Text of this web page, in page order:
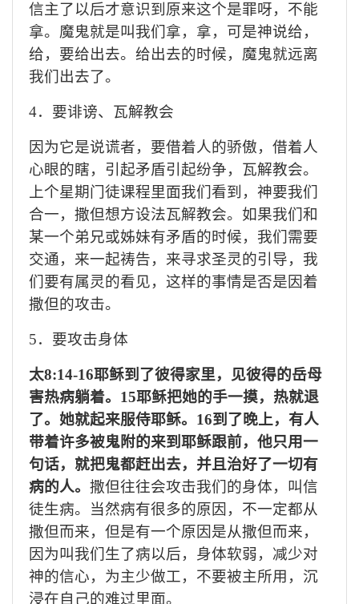
信主了以后才意识到原来这个是罪呀，不能
拿。魔鬼就是叫我们拿，拿，可是神说给，
给，要给出去。给出去的时候，魔鬼就远离
我们出去了。
4．要诽谤、瓦解教会
因为它是说谎者，要借着人的骄傲，借着人
心眼的瞎，引起矛盾引起纷争，瓦解教会。
上个星期门徒课程里面我们看到，神要我们
合一，撒但想方设法瓦解教会。如果我们和
某一个弟兄或姊妹有矛盾的时候，我们需要
交通，来一起祷告，来寻求圣灵的引导，我
们要有属灵的看见，这样的事情是否是因着
撒但的攻击。
5．要攻击身体
太8:14-16耶稣到了彼得家里，见彼得的岳母
害热病躺着。15耶稣把她的手一摸，热就退
了。她就起来服侍耶稣。16到了晚上，有人
带着许多被鬼附的来到耶稣跟前，他只用一
句话，就把鬼都赶出去，并且治好了一切有
病的人。 撒但往往会攻击我们的身体，叫信
徒生病。当然病有很多的原因，不一定都从
撒但而来，但是有一个原因是从撒但而来，
因为叫我们生了病以后，身体软弱， 减少对
神的信心，为主少做工，不要被主所用，沉
浸在自己的难过里面。